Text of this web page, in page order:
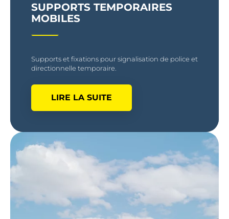
SUPPORTS TEMPORAIRES
MOBILES
Supports et fixations pour signalisation de police et
directionnelle temporaire.
LIRE LA SUITE